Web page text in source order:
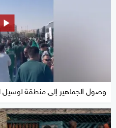
وصول الجماهير إلى منطقة لوسيل